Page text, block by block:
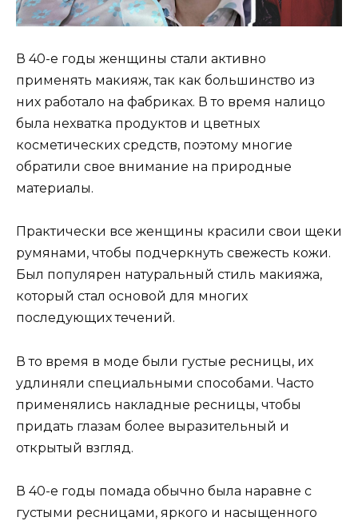
В 40-е годы женщины стали активно
применять макияж, так как большинство из
них работало на фабриках. В то время налицо
была нехватка продуктов и цветных
косметических средств, поэтому многие
обратили свое внимание на природные
материалы.
Практически все женщины красили свои щеки
румянами, чтобы подчеркнуть свежесть кожи.
Был популярен натуральный стиль макияжа,
который стал основой для многих
последующих течений.
В то время в моде были густые ресницы, их
удлиняли специальными способами. Часто
применялись накладные ресницы, чтобы
придать глазам более выразительный и
открытый взгляд.
В 40-е годы помада обычно была наравне с
густыми ресницами, яркого и насыщенного